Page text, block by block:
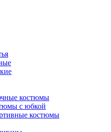
костюмы
с юбкой
костюмы